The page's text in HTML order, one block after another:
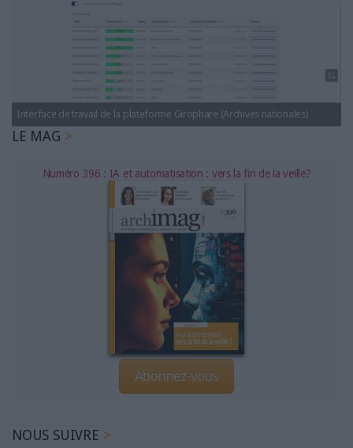
LES NEWSLETTERS
LES GUIDES PRATIQUES
LES BASES DE DONNÉES
L'ESPACE EMPLOI
L'ANNUAIRE DES ACTEURS
LES LIVRES BLANCS
LES SUPPLÉMENTS
NOS OFFRES D'ABONNEMENTS
Interface de travail de la plateforme Girophare (Archives nationales)
LE MAG
Numéro 396 : IA et automatisation : vers la fin de la veille?
Abonnez-vous
NOUS SUIVRE